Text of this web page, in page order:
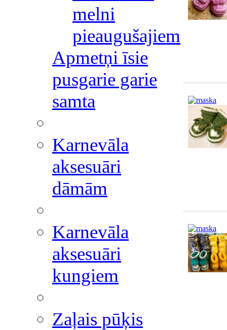
melni
pieaugušajiem
Apmetņi īsie
pusgarie garie
samta
Karnevāla
aksesuāri
dāmām
Karnevāla
aksesuāri
kungiem
Zaļais pūķis